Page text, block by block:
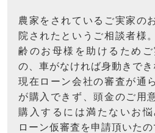
農家をされているご実家の
院されたというご相談者様
齢のお母様を助けるため
の、車がなければ身動きでき
現在ローン会社の審査が通
が購入できず、頭金のご用
購入するには満たないお
ローン仮審査を申請頂いたの